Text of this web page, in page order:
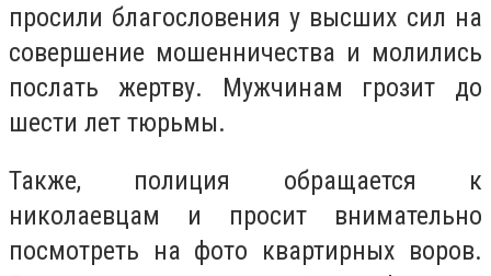
просили благословения у высших сил на
совершение мошенничества и молились
послать жертву. Мужчинам грозит до
шести лет тюрьмы.
Также, полиция обращается к
николаевцам и просит внимательно
посмотреть на фото квартирных воров.